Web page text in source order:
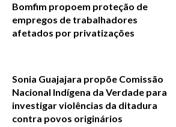
Bomfim propoem proteção de
empregos de trabalhadores
afetados por privatizações
Sonia Guajajara propõe Comissão
Nacional Indígena da Verdade para
investigar violências da ditadura
contra povos originários